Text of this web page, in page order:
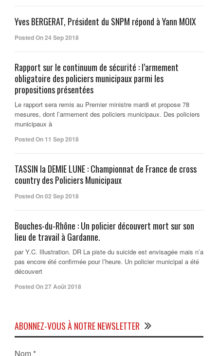
Yves BERGERAT, Président du SNPM répond à Yann MOIX
Posted On 24 Sep 2018
Rapport sur le continuum de sécurité : l’armement
obligatoire des policiers municipaux parmi les
propositions présentées
Le rapport sera remis au Premier ministre mardi et propose 78
mesures, dont l’armement des policiers municipaux. Des policiers
municipaux à
Posted On 11 Sep 2018
TASSIN la DEMIE LUNE : Championnat de France de cross
country des Policiers Municipaux
Posted On 02 Sep 2018
Bouches-du-Rhône : Un policier découvert mort sur son
lieu de travail à Gardanne.
par Y.C. Illustration. DR La piste du suicide est envisagée mais n’a
pas encore été confirmée pour l’heure. Un policier municipal a été
découvert
Posted On 27 Août 2018
ABONNEZ-VOUS À NOTRE NEWSLETTER
Nom *